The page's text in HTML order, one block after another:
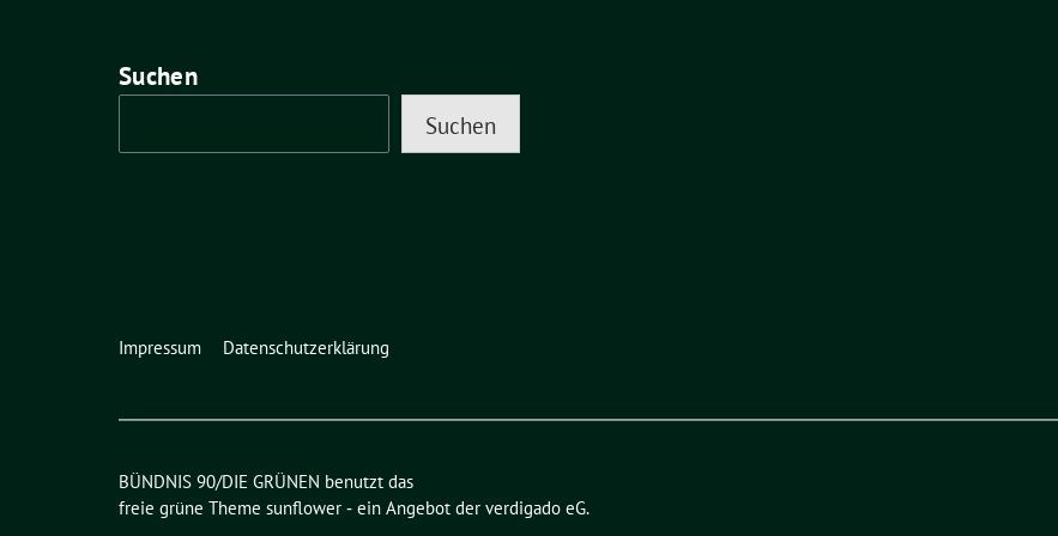
Suchen
Suchen
Impressum Datenschutzerklärung
BÜNDNIS 90/DIE GRÜNEN benutzt das
freie grüne Theme sunflower ‐ ein Angebot der verdigado eG.